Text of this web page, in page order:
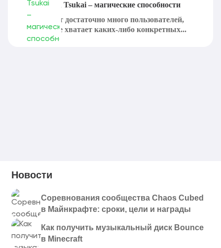
Мод Mahou Tsukai – магические способности
Существует достаточно много пользователей,
которым не хватает каких-либо конкретных...
Новости
Соревнования сообщества Chaos Cubed
в Майнкрафте: сроки, цели и награды
Как получить музыкальный диск Bounce
в Minecraft